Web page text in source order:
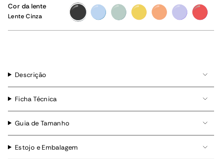
Cor da lente
Lente Cinza
Lente
Cinza
Lente
Azul
Claro
Lente
Verde
Claro
Lente
Amarelo
Lente
Laranja
Lente
Lilás
Lente
Vermelha
Descrição
Ficha Técnica
Guia de Tamanho
Estojo e Embalagem